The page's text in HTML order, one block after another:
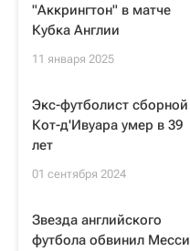
"Аккрингтон" в матче
Кубка Англии
11 января 2025
Экс-футболист сборной
Кот-д'Ивуара умер в 39
лет
01 сентября 2024
Звезда английского
футбола обвинил Месси